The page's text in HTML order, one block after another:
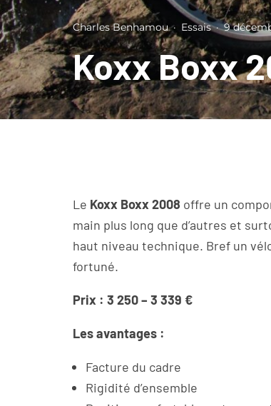
Charles Benhamou · Essais · 9
Koxx Boxx
Le Koxx Boxx 2008 offre un
main plus long que d’autres et
haut niveau technique. Bref un
fortuné.
Prix : 3 250 – 3 339 €
Les avantages :
Facture du cadre
Rigidité d’ensemble